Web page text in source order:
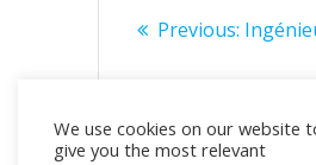
l’article
Previous:
We use cookies on our website
give you the most relevant